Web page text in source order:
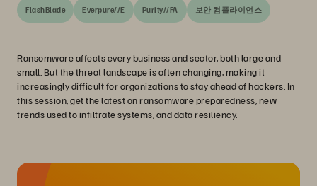
FlashBlade Everpure//E Purity//FA 보안 컴플라이언스
Ransomware affects every business and sector, both large and
small. But the threat landscape is often changing, making it
increasingly difficult for organizations to stay ahead of hackers. In
this session, get the latest on ransomware preparedness, new
trends used to infiltrate systems, and data resiliency.